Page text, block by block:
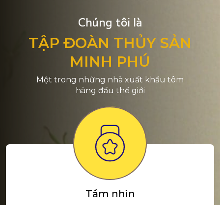
Chúng tôi là
TẬP ĐOÀN THỦY SẢN
MINH PHÚ
Một trong những nhà xuất khẩu tôm
hàng đầu thế giới
Tầm nhìn